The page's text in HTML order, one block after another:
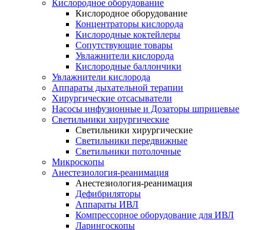
Кислородное оборудование
Кислородное оборудование
Концентраторы кислорода
Кислородные коктейлеры
Сопутствующие товары
Увлажнители кислорода
Кислородные баллончики
Увлажнители кислорода
Аппараты дыхательной терапии
Хирургические отсасыватели
Насосы инфузионные и Дозаторы шприцевые
Светильники хирургические
Светильники хирургические
Светильники передвижные
Светильники потолочные
Микроскопы
Анестезиология-реанимация
Анестезиология-реанимация
Дефибриляторы
Аппараты ИВЛ
Компрессорное оборудование для ИВЛ
Ларингоскопы